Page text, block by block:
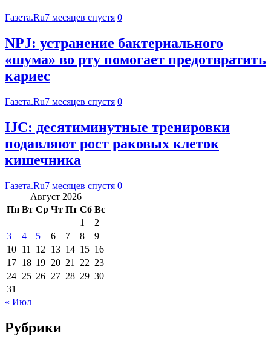
Газета.Ru7 месяцев спустя 0
NPJ: устранение бактериального
«шума» во рту помогает предотвратить
кариес
Газета.Ru7 месяцев спустя 0
IJC: десятиминутные тренировки
подавляют рост раковых клеток
кишечника
Газета.Ru7 месяцев спустя 0
Август 2026
Пн Вт Ср Чт Пт Сб Вс
1
2
3
4 5 6 7 8
9
10 11 12 13 14 15 16
17 18 19 20 21 22 23
24 25 26 27 28 29 30
31
« Июл
Рубрики